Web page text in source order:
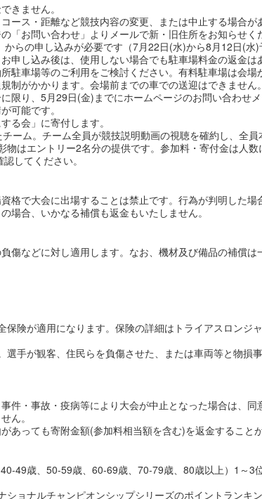
きません。
ス・距離など競技内容の変更、または中止する場合が
お問い合わせ」よりメールで新・旧住所をお知らせく
らの申し込みが必要です（7月22日(水)から8月12日(水)
申し込み後は、使用しない場合でも駐車場料金の返金
駐車場等のご利用をご検討ください。有料駐車場は会場
がかかります。会場前までの車での送迎はできません。
限り、5月29日(金)までにホームページのお問い合わせ
可能です。
る会」に寄付します。
ーム。チーム全員が競技説明動画の視聴を確約し、全員
はエントリー2名分の提供です。参加料・寄付金は人数
してください。
格で大会に出場することは禁止です。行為が判明した
場合、いかなる補償も返金もいたしません。
などに対し適用します。なお、機材及び備品の補償
険が適用になります。保険の詳細はトライアスロンジ
手が観客、住民らを負傷させた、または車両等と物
・事故・疫病等により大会が中止となった場合は、同
ん。
っても寄附金額(参加料相当額を含む)を返金すること
49歳、50-59歳、60-69歳、70-79歳、80歳以上）1～
ョナルチャンピオンシップシリーズのポイントラン